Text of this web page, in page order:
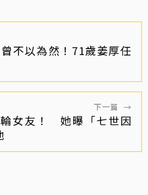
不以為然！71歲姜厚任
下一篇 →
女友！ 她曝「七世因